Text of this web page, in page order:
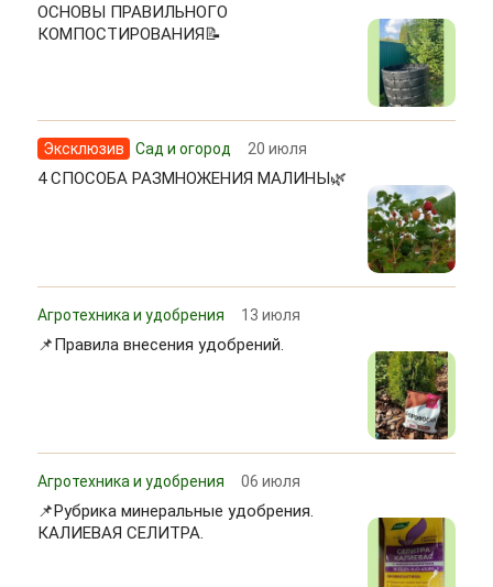
ОСНОВЫ ПРАВИЛЬНОГО
КОМПОСТИРОВАНИЯ📝
Эксклюзив Сад и огород 20 июля
4 СПОСОБА РАЗМНОЖЕНИЯ МАЛИНЫ🌿
Агротехника и удобрения 13 июля
📌Правила внесения удобрений.
Агротехника и удобрения 06 июля
📌Рубрика минеральные удобрения.
КАЛИЕВАЯ СЕЛИТРА.